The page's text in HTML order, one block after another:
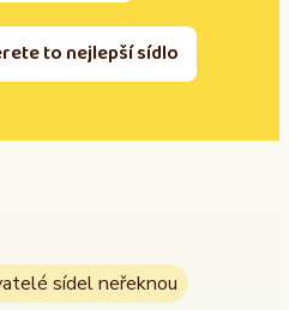
to nejlepší sídlo
sídel neřeknou